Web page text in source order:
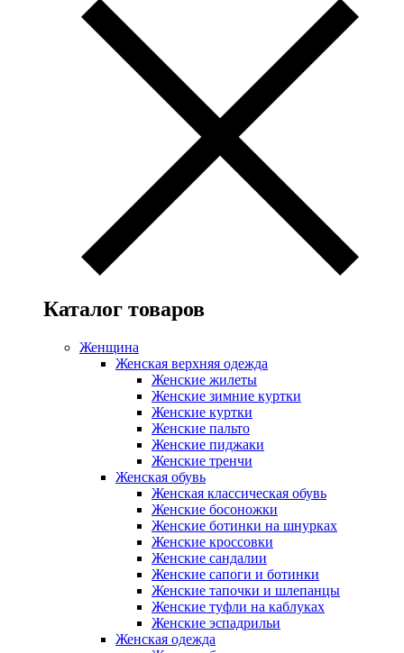
Каталог товаров
Женщина
Женская верхняя одежда
Женские жилеты
Женские зимние куртки
Женские куртки
Женские пальто
Женские пиджаки
Женские тренчи
Женская обувь
Женская классическая обувь
Женские босоножки
Женские ботинки на шнурках
Женские кроссовки
Женские сандалии
Женские сапоги и ботинки
Женские тапочки и шлепанцы
Женские туфли на каблуках
Женские эспадрильи
Женская одежда